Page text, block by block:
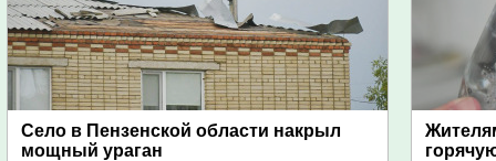
Село в Пензенской области накрыл
мощный ураган